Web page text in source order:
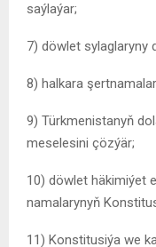
saýlaýar;
7) döwlet sylaglaryny
8) halkara
9) Türkmenistanyň
meselesini çözýär;
10) döwlet häkimiýet
namalarynyň
11) Konstitusiýa we